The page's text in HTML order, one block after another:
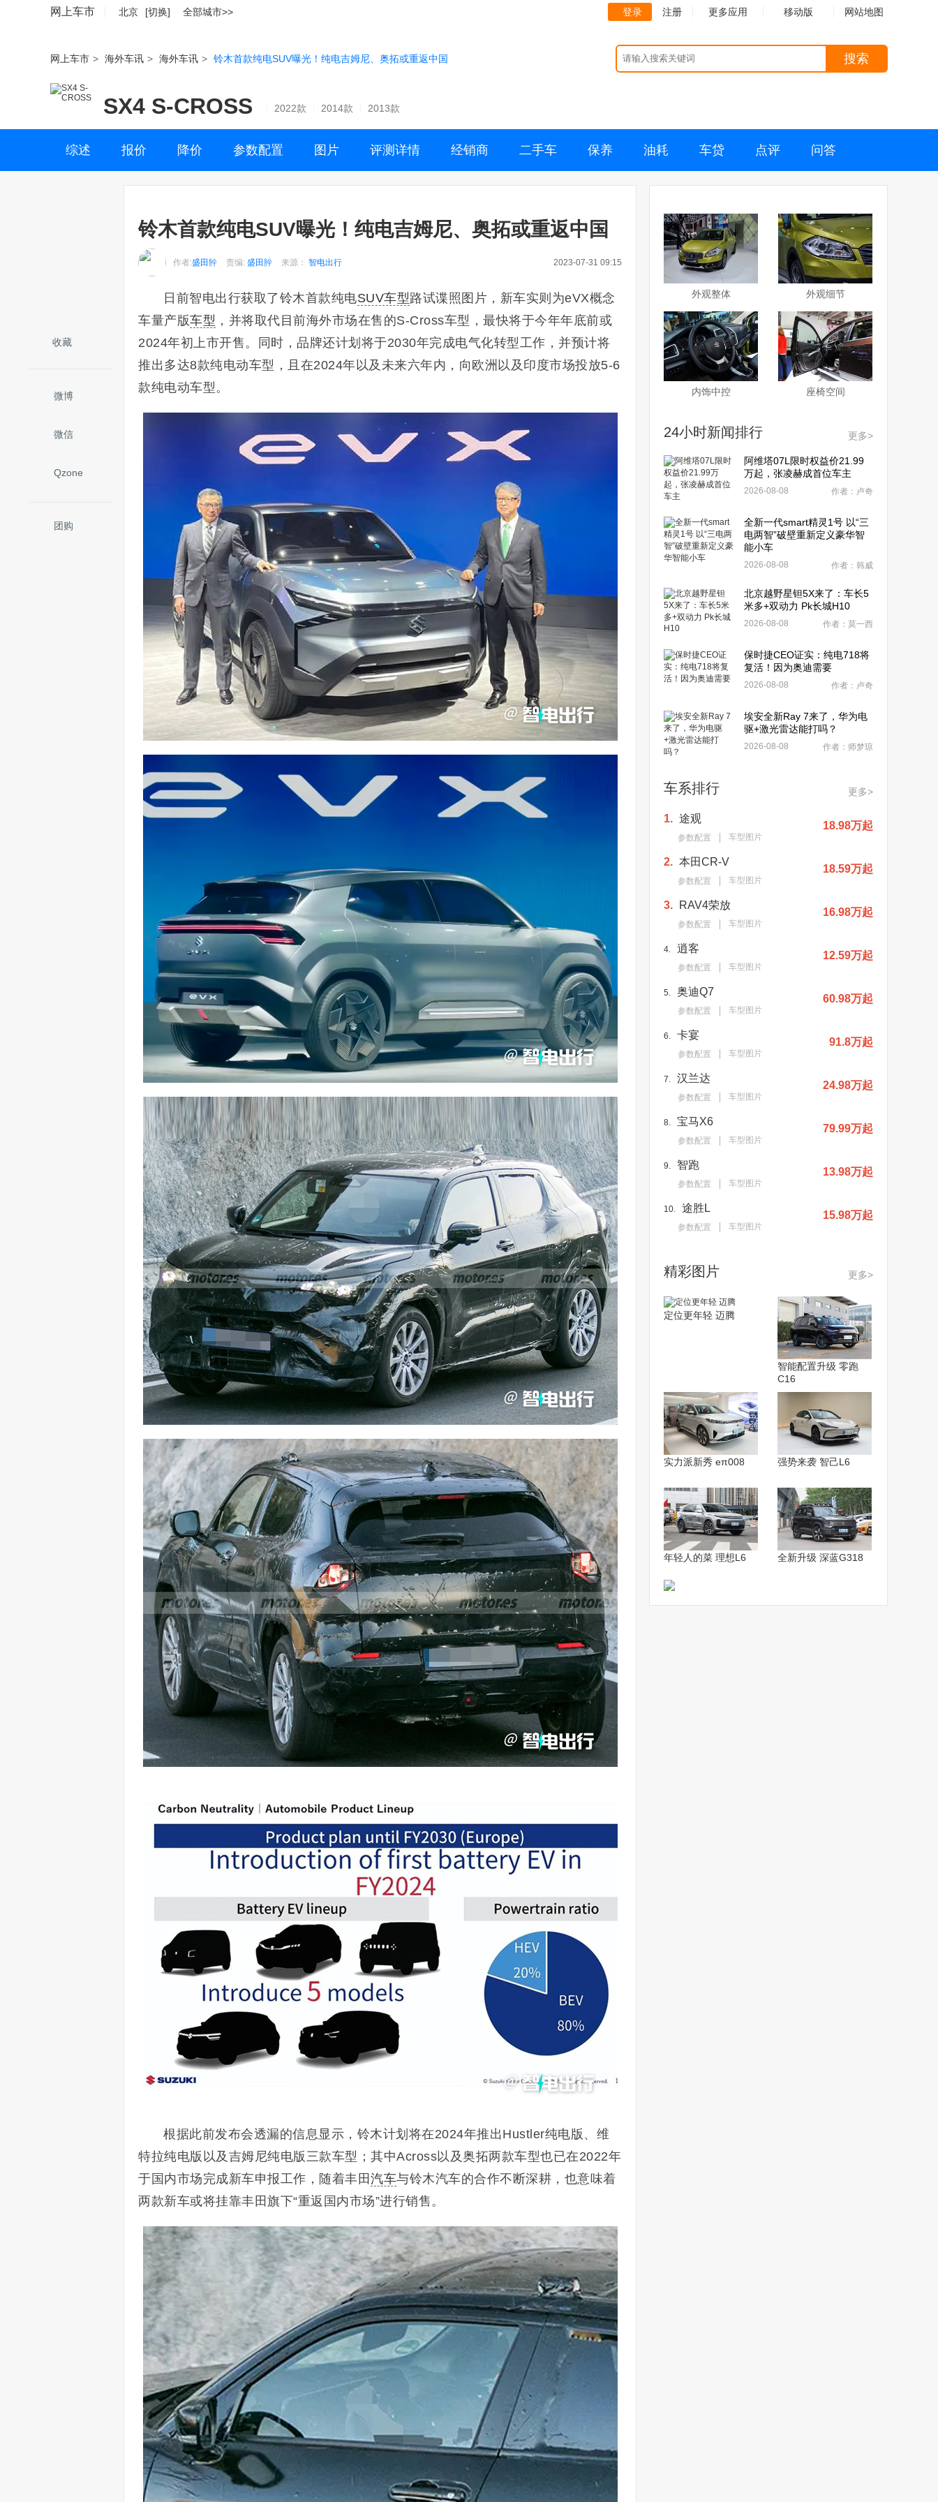
网上车市 北京 [切换] 全部城市>> 登录 注册 更多应用 移动版 网站地图
网上车市 > 海外车讯 > 海外车讯 > 铃木首款纯电SUV曝光！纯电吉姆尼、奥拓或重返中国 搜索
SX4 S-CROSS 2022款 2014款 2013款
综述 报价 降价 参数配置 图片 评测详情 经销商 二手车 保养 油耗 车贷 点评 问答
收藏
微博
微信
Qzone
团购
铃木首款纯电SUV曝光！纯电吉姆尼、奥拓或重返中国
作者:盛田肸 责编: 盛田肸 来源： 智电出行 2023-07-31 09:15
日前智电出行获取了铃木首款纯电SUV车型路试谍照图片，新车实则为eVX概念
车量产版车型 ，并将取代目前海外市场在售的S-Cross车型，最快将于今年年底前或
2024年初上市开售。同时，品牌还计划将于2030年完成电气化转型工作，并预计将
推出多达8款纯电动车型，且在2024年以及未来六年内，向欧洲以及印度市场投放5-6
款纯电动车型。
根据此前发布会透漏的信息显示，铃木计划将在2024年推出Hustler纯电版、维
特拉纯电版以及吉姆尼纯电版三款车型；其中Across以及奥拓两款车型也已在2022年
于国内市场完成新车申报工作，随着丰田 汽车与铃木汽车的合作不断深耕，也意味着
两款新车或将挂靠丰田旗下“重返国内市场”进行销售。
外观整体 外观细节
内饰中控 座椅空间
24小时新闻排行 更多>
阿维塔07L限时权益价21.99
万起，张凌赫成首位车主
2026-08-08 作者：卢奇
全新一代smart精灵1号 以“三
电两智”破壁重新定义豪华智
能小车
2026-08-08 作者：韩威
北京越野星钽5X来了：车长5
米多+双动力 Pk长城H10
2026-08-08 作者：莫一西
保时捷CEO证实：纯电718将
复活！因为奥迪需要
2026-08-08 作者：卢奇
埃安全新Ray 7来了，华为电
驱+激光雷达能打吗？
2026-08-08 作者：师梦琼
车系排行 更多>
1. 途观
参数配置 车型图片
18.98万起
2. 本田CR-V
参数配置 车型图片
18.59万起
3. RAV4荣放
参数配置 车型图片
16.98万起
4. 逍客
参数配置 车型图片
12.59万起
5. 奥迪Q7
参数配置 车型图片
60.98万起
6. 卡宴
参数配置 车型图片
91.8万起
7. 汉兰达
参数配置 车型图片
24.98万起
8. 宝马X6
参数配置 车型图片
79.99万起
9. 智跑
参数配置 车型图片
13.98万起
10. 途胜L
参数配置 车型图片
15.98万起
精彩图片 更多>
定位更年轻 迈腾
智能配置升级 零跑
C16
实力派新秀 eπ008 强势来袭 智己L6
年轻人的菜 理想L6 全新升级 深蓝G318